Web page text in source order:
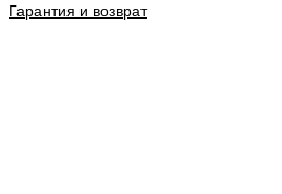
Гарантия и возврат